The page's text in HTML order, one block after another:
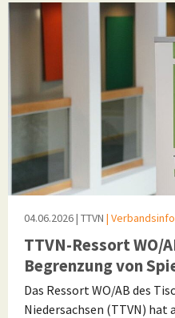
04.06.2026| TTVN |
TTVN-Ressort WO/
Begrenzung von
Das Ressort WO/AB des
Niedersachsen (TTVN) hat